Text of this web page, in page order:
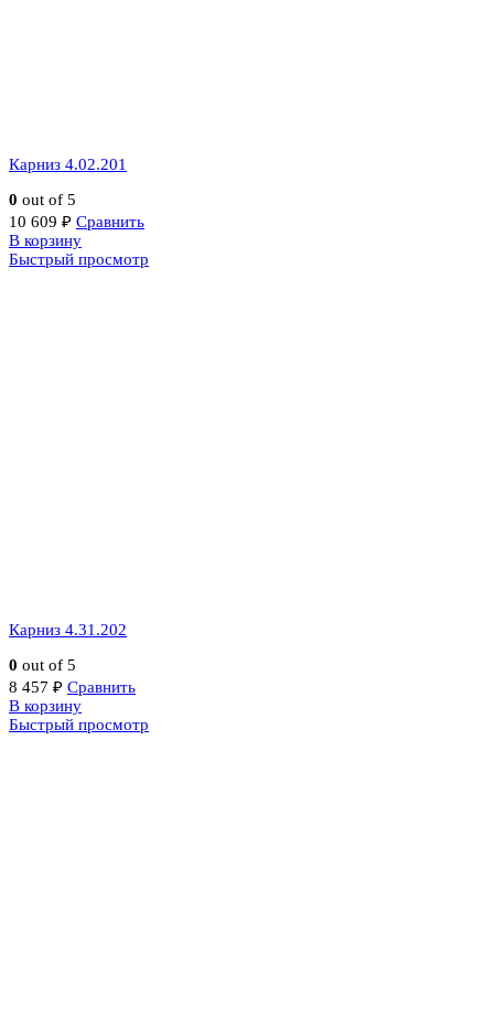
Карниз 4.02.201
0 out of 5
10 609 ₽ Сравнить
В корзину
Быстрый просмотр
Карниз 4.31.202
0 out of 5
8 457 ₽ Сравнить
В корзину
Быстрый просмотр